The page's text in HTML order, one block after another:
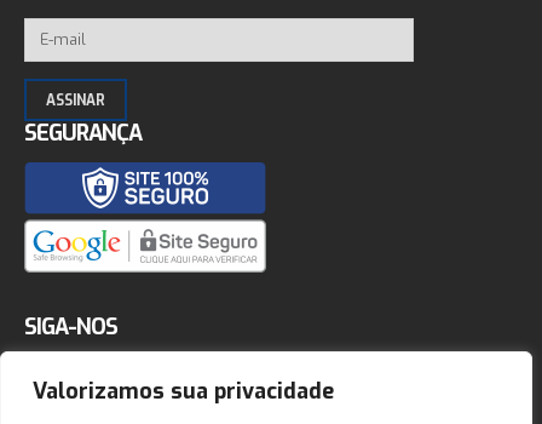
Valorizamos sua privacidade
SEGURANÇA
SIGA-NOS